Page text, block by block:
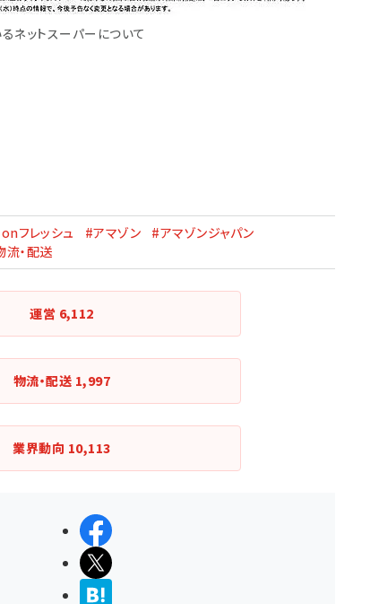
ネットスーパーについて
フレッシュ #アマゾン
#アマゾンジャパン
流・配送
運営 6,112
物流・配送 1,997
業界動向 10,113